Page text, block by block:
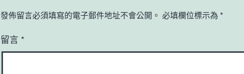
發佈留言必須填寫的電子郵件地址不會公開。 必填欄位標示為 *
留言 *